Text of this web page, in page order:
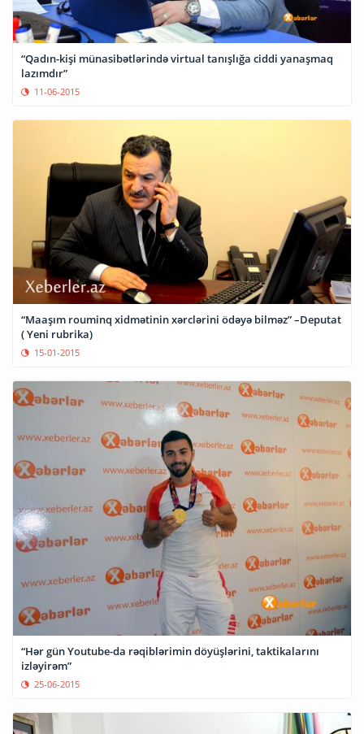
“Qadın-kişi münasibətlərində virtual tanışlığa ciddi yanaşmaq
lazımdır”
11-06-2015
“Maaşım rouminq xidmətinin xərclərini ödəyə bilməz” –Deputat
( Yeni rubrika)
15-01-2015
“Hər gün Youtube-da rəqiblərimin döyüşlərini, taktikalarını
izləyirəm”
25-06-2015